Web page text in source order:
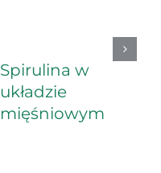
Spirulina w
układzie
mięśniowym